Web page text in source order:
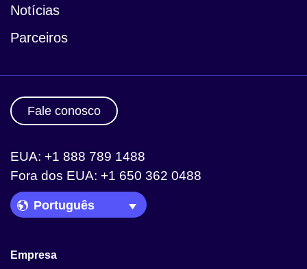
Notícias
Parceiros
Fale conosco
EUA: +1 888 789 1488
Fora dos EUA: +1 650 362 0488
Language Picker
Empresa